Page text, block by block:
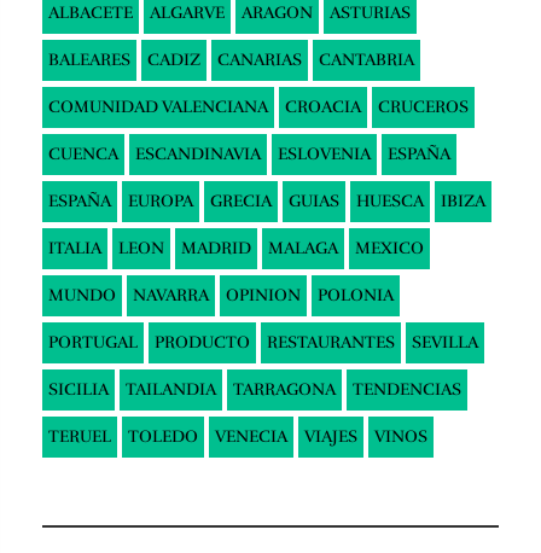
ALBACETE ALGARVE ARAGON ASTURIAS
BALEARES CADIZ CANARIAS CANTABRIA
COMUNIDAD VALENCIANA CROACIA CRUCEROS
CUENCA ESCANDINAVIA ESLOVENIA ESPAÑA
ESPAÑA EUROPA GRECIA GUIAS HUESCA IBIZA
ITALIA LEON MADRID MALAGA MEXICO
MUNDO NAVARRA OPINION POLONIA
PORTUGAL PRODUCTO RESTAURANTES SEVILLA
SICILIA TAILANDIA TARRAGONA TENDENCIAS
TERUEL TOLEDO VENECIA VIAJES VINOS